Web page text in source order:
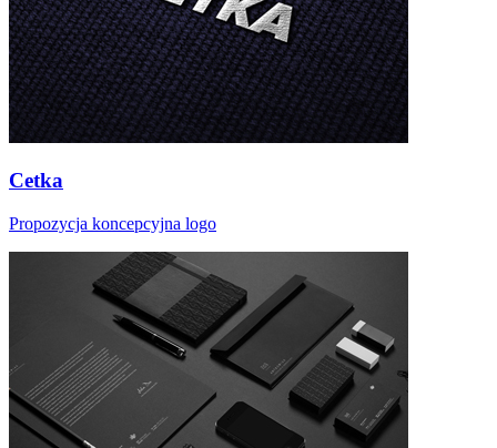
Cetka
Propozycja koncepcyjna logo